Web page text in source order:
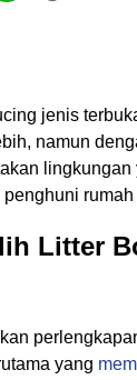
jenis
namun
lingkungan
Litter
yang